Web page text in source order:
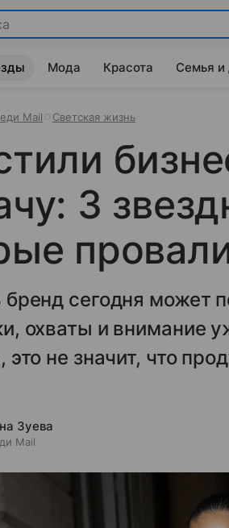
Мода Красота Семья и
Mail Светская жизнь
3
бренд сегодня может
охваты и внимание
это не значит, что
Зуева
Mail